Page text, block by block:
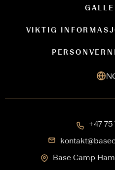
VIKTIG
+47
Base Camp